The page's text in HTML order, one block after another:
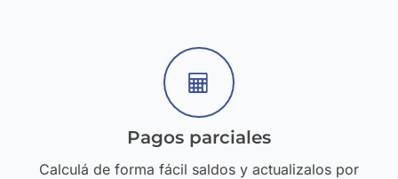
Pagos parciales
Calculá de forma fácil saldos y actualizalos por